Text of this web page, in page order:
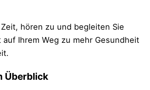
hören zu und begleiten Sie
Ihrem Weg zu mehr Gesundheit
Überblick